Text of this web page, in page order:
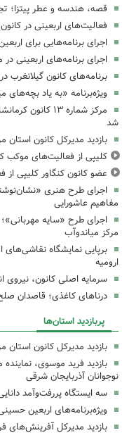
قصه، هندسه و عطر پیتزا؛
فعالیت‌های اربعینی در
اجرای برنامه‌هایی برای اربعین در مرکز
اجرای برنامه‌های اربعینی در مرکز شماره
برنامه‌های کانون گیلانغرب
ویژه‌برنامه «به یاد بچه‌های میناب» در مرکز
مرکز شماره ۱۳
شد
بازدید مدیرکل کانون
کلیپی از فعالیت‌های موکب
عضو کانون کنگاور کلیپی از
اجرای طرح هنری
مفاهیم عاشورایی
اجرای طرح «سایه
مرکز میاندوآب
برپایی نمایشگاه
ارومیه
سرمایه اصلی کانون، نیروی
درناهای کاغذی؛ قاصدان
پربازدید استان‌ها
بازدید مدیرکل کانون
بازدید فرید موسوی،
نوجوانان آذربایجان شرقی
سه ایستگاه پررفت‌وآمد
ویژه‌برنامه‌های اربعین
بازدید مدیرکل آفرینش‌های